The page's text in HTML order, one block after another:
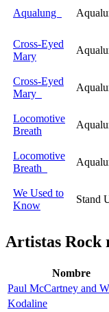
Aqualung
Cross-Eyed
Mary
Cross-Eyed
Mary
Locomotive
Breath
Locomotive
Breath
We Used to
Know
Stand
Artistas Rock
Nombre
Paul McCartney and
Kodaline